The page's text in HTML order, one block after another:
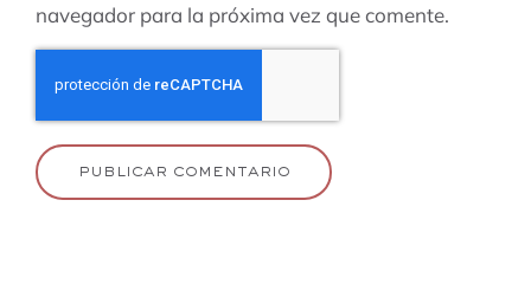
navegador para la próxima vez que comente.